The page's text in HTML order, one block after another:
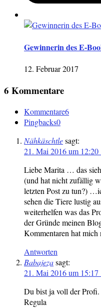
Gewinnerin des E-
12. Februar 2017
6 Kommentare
Kommentare6
Pingbacks0
Nähkäschtlesagt:
21. Mai 2016 um
Liebe Marita … das
(und hat nicht zufällig
letzten Post zu tun?)
sehen die Tiere lustig
weiterhelfen was das
der Gründe meinen
Kommentaren hat
Antworten
Babajezasagt:
21. Mai 2016 um
Du bist ja voll der
Regula